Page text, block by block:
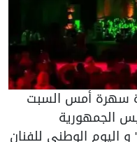
سهرة أمس السبت
لجائزة رئيس الجمهورية
اليوم الوطني للفنان